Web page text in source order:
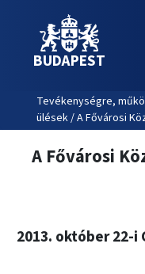
BUDAPEST
Tevékenységre,
ülések / A Fővárosi
A Fővárosi
2013. október 22-i